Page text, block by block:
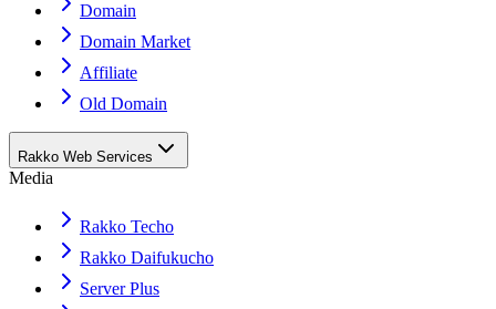
Domain
Domain Market
Affiliate
Old Domain
Rakko Web Services
Media
Rakko Techo
Rakko Daifukucho
Server Plus